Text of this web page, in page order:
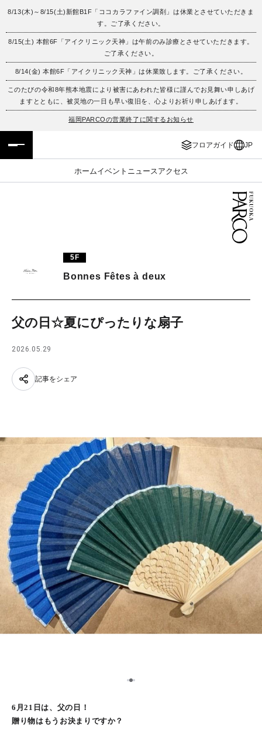
8/13(木)～8/15(土)新館B1F「ココカラファイン調剤」は休業とさせていただきま
す。ご了承ください。
8/15(土) 本館6F「アイクリニック天神」は午前のみ診療とさせていただきます。
ご了承ください。
8/14(金) 本館6F「アイクリニック天神」は休業致します。ご了承ください。
このたびの令和8年熊本地震により被害にあわれた皆様に謹んでお見舞い申しあげ
ますとともに、被災地の一日も早い復旧を、心よりお祈り申しあげます。
福岡PARCOの営業終了に関するお知らせ
フロアガイド JP
ホームイベント ニュース アクセス
フロアガイド
施設案内・アクセス
イベント・ポップアップ
レストラン・カフェ
ENGLISH
繁体字
簡体字
ภาษาไทย
5F
Bonnes Fêtes à deux
父の日☆夏にぴったりな扇子
2026.05.29
記事をシェア
12
6月21日は、父の日！
贈り物はもうお決まりですか？